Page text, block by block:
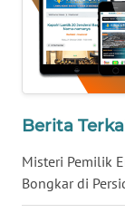
Berita
Misteri Pemilik
Bongkar di
WN
BENGKULU
LAMPUNG
WN
JATENG